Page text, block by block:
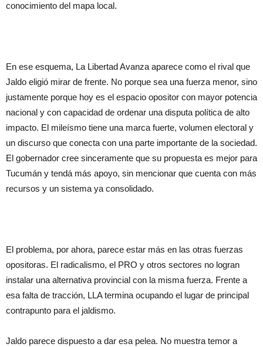
conocimiento del mapa local.
En ese esquema, La Libertad Avanza aparece como el rival que
Jaldo eligió mirar de frente. No porque sea una fuerza menor, sino
justamente porque hoy es el espacio opositor con mayor potencia
nacional y con capacidad de ordenar una disputa política de alto
impacto. El mileísmo tiene una marca fuerte, volumen electoral y
un discurso que conecta con una parte importante de la sociedad.
El gobernador cree sinceramente que su propuesta es mejor para
Tucumán y tendá más apoyo, sin mencionar que cuenta con más
recursos y un sistema ya consolidado.
El problema, por ahora, parece estar más en las otras fuerzas
opositoras. El radicalismo, el PRO y otros sectores no logran
instalar una alternativa provincial con la misma fuerza. Frente a
esa falta de tracción, LLA termina ocupando el lugar de principal
contrapunto para el jaldismo.
Jaldo parece dispuesto a dar esa pelea. No muestra temor a